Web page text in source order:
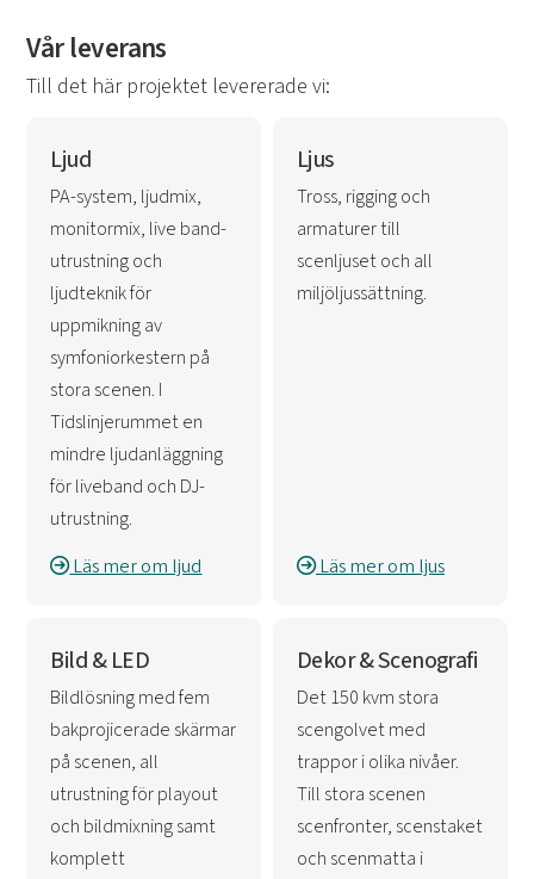
Vår leverans
Till det här projektet levererade vi:
Ljud
PA-system, ljudmix,
monitormix, live band-
utrustning och
ljudteknik för
uppmikning av
symfoniorkestern på
stora scenen. I
Tidslinjerummet en
mindre ljudanläggning
för liveband och DJ-
utrustning.
Läs mer om ljud
Ljus
Tross, rigging och
armaturer till
scenljuset och all
miljöljussättning.
Läs mer om ljus
Bild & LED
Bildlösning med fem
bakprojicerade skärmar
på scenen, all
utrustning för playout
och bildmixning samt
komplett
Dekor & Scenografi
Det 150 kvm stora
scengolvet med
trappor i olika nivåer.
Till stora scenen
scenfronter, scenstaket
och scenmatta i